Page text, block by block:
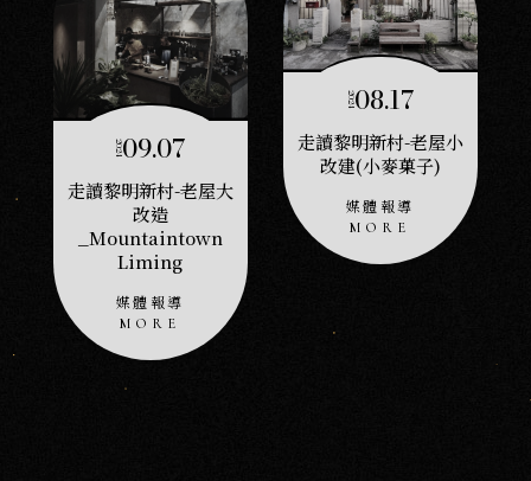
202409.07
走讀黎明新村-老屋大
改造
_Mountaintown
Liming
媒體報導
202408.17
走讀黎明新村-老屋小
改建(小麥菓子)
媒體報導